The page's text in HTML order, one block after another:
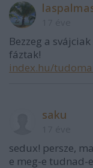
Bezzeg a
fáztak!
index.hu/
saku
sedux! persze,
e meg-e tudnad-